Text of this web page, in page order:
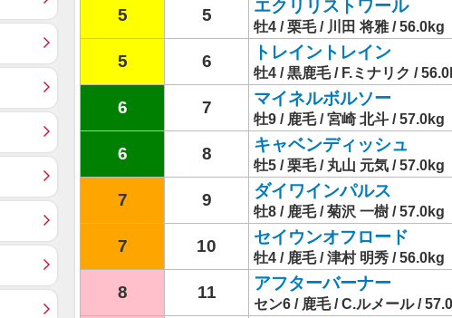
5 5 エクリリストワール
牡4 / 栗毛 / 川田 将雅 / 56.0kg
5 6 トレイントレイン
牡4 / 黒鹿毛 / F.ミナリク /
6 7 マイネルボルソー
牡9 / 鹿毛 / 宮崎 北斗 / 57.0kg
6 8 キャベンディッシュ
牡5 / 栗毛 / 丸山 元気 / 57.0kg
7 9 ダイワインパルス
牡8 / 鹿毛 / 菊沢 一樹 / 57.0kg
7 10 セイウンオフロード
牡4 / 鹿毛 / 津村 明秀 / 56.0kg
8 11 アフターバーナー
セン6 / 鹿毛 / C.ルメール /